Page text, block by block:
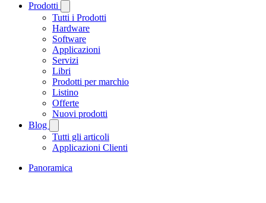
Prodotti
Tutti i Prodotti
Hardware
Software
Applicazioni
Servizi
Libri
Prodotti per marchio
Listino
Offerte
Nuovi prodotti
Blog
Tutti gli articoli
Applicazioni Clienti
Panoramica